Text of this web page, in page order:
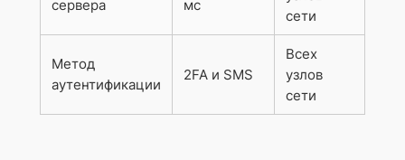
сервера
мс
сети
Метод
аутентификации
2FA и SMS
Всех
узлов
сети